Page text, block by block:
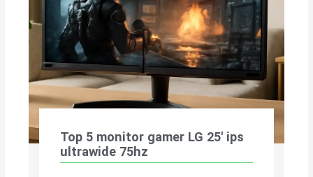
Top 5 monitor gamer LG 25′ ips
ultrawide 75hz